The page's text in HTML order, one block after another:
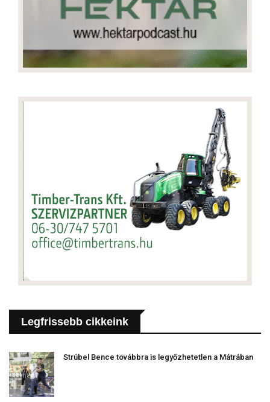
Legfrissebb cikkeink
Strúbel Bence továbbra is legyőzhetetlen a Mátrában